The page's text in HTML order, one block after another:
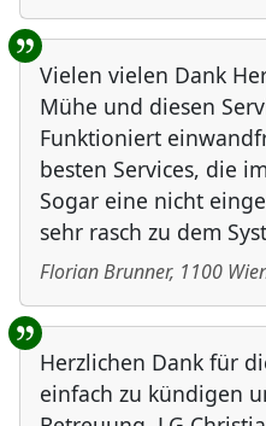
Vielen vielen Dank
Mühe und diesen
Funktioniert
besten Services, die
Sogar eine nicht
sehr rasch zu dem
Florian Brunner, 1100
Herzlichen Dank für
einfach zu kündigen